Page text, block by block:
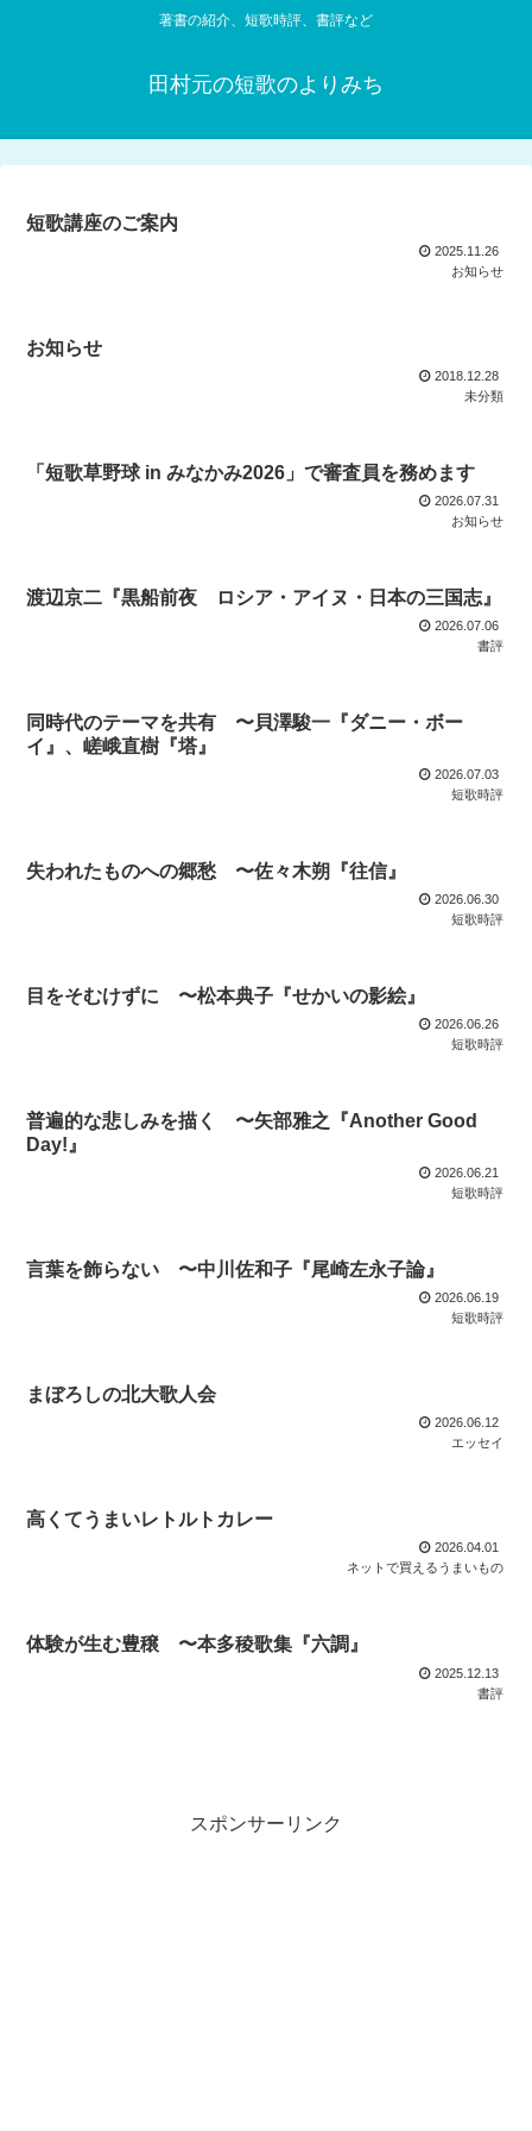
著書の紹介、短歌時評、書評など
田村元の短歌のよりみち
短歌講座のご案内
2025.11.26
お知らせ
お知らせ
2018.12.28
未分類
「短歌草野球 in みなかみ2026」で審査員を務めます
2026.07.31
お知らせ
渡辺京二『黒船前夜 ロシア・アイヌ・日本の三国志』
2026.07.06
書評
同時代のテーマを共有 〜貝澤駿一『ダニー・ボー
イ』、嵯峨直樹『塔』
2026.07.03
短歌時評
失われたものへの郷愁 〜佐々木朔『往信』
2026.06.30
短歌時評
目をそむけずに 〜松本典子『せかいの影絵』
2026.06.26
短歌時評
普遍的な悲しみを描く 〜矢部雅之『Another Good
Day!』
2026.06.21
短歌時評
言葉を飾らない 〜中川佐和子『尾崎左永子論』
2026.06.19
短歌時評
まぼろしの北大歌人会
2026.06.12
エッセイ
高くてうまいレトルトカレー
2026.04.01
ネットで買えるうまいもの
体験が生む豊穣 〜本多稜歌集『六調』
2025.12.13
書評
スポンサーリンク